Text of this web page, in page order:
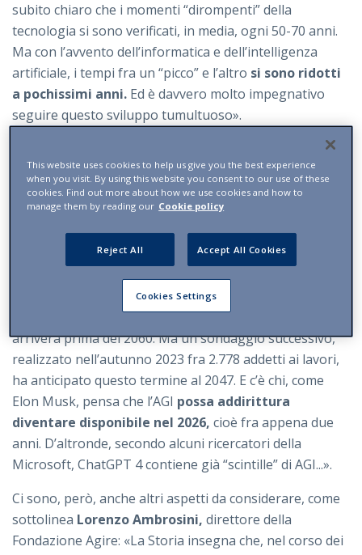
subito chiaro che i momenti “dirompenti” della
tecnologia si sono verificati, in media, ogni 50-70 anni.
Ma con l’avvento dell’informatica e dell’intelligenza
artificiale, i tempi fra un “picco” e l’altro si sono ridotti
a pochissimi anni. Ed è davvero molto impegnativo
seguire questo sviluppo tumultuoso».
General Intelligence? In altre parole, quando
l’intelligenza artificialeriuscirà a superare quella
umana? «È difficile fare previsioni - ribadisce Barni -
ma un dato concreto, sotto gli occhi di tutti, èl’entità
dei fortissimi investimenti
che sono stati indirizzati
negli ultimi anni verso questo risultato, soprattutto da
parte di grandi aziende private. In ogni caso, secondo
un sondaggio condotto nel 2018 fra 812 esperti, l’AGI
arriverà prima del 2060. Ma un sondaggio successivo,
realizzato nell’autunno 2023 fra 2.778 addetti ai lavori,
ha anticipato questo termine al 2047. E c’è chi, come
Elon Musk, pensa che l’AGI possa addirittura
diventare disponibile nel 2026, cioè fra appena due
anni. D’altronde, secondo alcuni ricercatori della
Microsoft, ChatGPT 4 contiene già “scintille” di AGI...».
Ci sono, però, anche altri aspetti da considerare, come
sottolinea Lorenzo Ambrosini, direttore della
Fondazione Agire: «La Storia insegna che, nel corso dei
This website uses cookies to help us give you the best experience
when you visit. By using this website you consent to our use of these
cookies. Find out more about how we use cookies and how to
manage them by reading our Cookie policy
Reject All Accept All Cookies
Cookies Settings